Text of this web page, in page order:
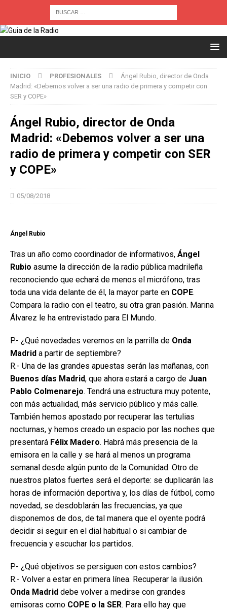
INICIO PROFESIONALES
Ángel Rubio, director de Onda
Madrid: «Debemos volver a ser una radio de primera y competir con
SER y COPE»
Ángel Rubio, director de Onda
Madrid: «Debemos volver a ser una
radio de primera y competir con SER
y COPE»
05/08/2018
Ángel Rubio
Tras un año como coordinador de informativos, Ángel
Rubio asume la dirección de la radio pública madrileña
reconociendo que echará de menos el micrófono, tras
toda una vida delante de él, la mayor parte en COPE.
Compara la radio con el teatro, su otra gran pasión. Marina
Álvarez le ha entrevistado para El Mundo.
P.- ¿Qué novedades veremos en la parrilla de Onda
Madrid a partir de septiembre?
R.- Una de las grandes apuestas serán las mañanas, con
Buenos días Madrid, que ahora estará a cargo de Juan
Pablo Colmenarejo. Tendrá una estructura muy potente,
con más actualidad, más servicio público y más calle.
También hemos apostado por recuperar las tertulias
nocturnas, y hemos creado un espacio por las noches que
presentará Félix Madero. Habrá más presencia de la
emisora en la calle y se hará al menos un programa
semanal desde algún punto de la Comunidad. Otro de
nuestros platos fuertes será el deporte: se duplicarán las
horas de información deportiva y, los días de fútbol, como
novedad, se desdoblarán las frecuencias, ya que
disponemos de dos, de tal manera que el oyente podrá
decidir si seguir en el dial habitual o si cambiar de
frecuencia y escuchar los partidos.
P.- ¿Qué objetivos se persiguen con estos cambios?
R.- Volver a estar en primera línea. Recuperar la ilusión.
Onda Madrid debe volver a medirse con grandes
emisoras como COPE o la SER. Para ello hay que